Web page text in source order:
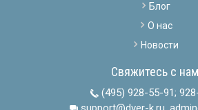
Блог
О нас
Новости
Свяжитесь с
(495) 928-55-91;